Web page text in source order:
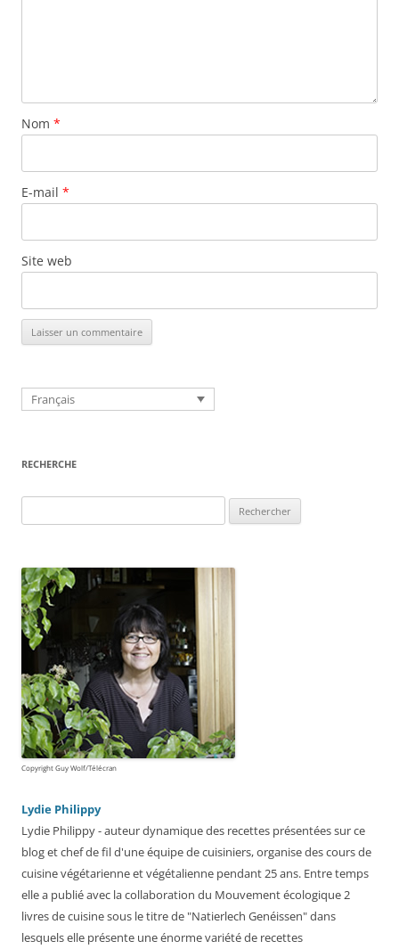
Nom *
E-mail *
Site web
Français
RECHERCHE
Copyright Guy Wolf/Télécran
Lydie Philippy
Lydie Philippy - auteur dynamique des recettes présentées sur ce
blog et chef de fil d'une équipe de cuisiniers, organise des cours de
cuisine végétarienne et végétalienne pendant 25 ans. Entre temps
elle a publié avec la collaboration du Mouvement écologique 2
livres de cuisine sous le titre de "Natierlech Genéissen" dans
lesquels elle présente une énorme variété de recettes